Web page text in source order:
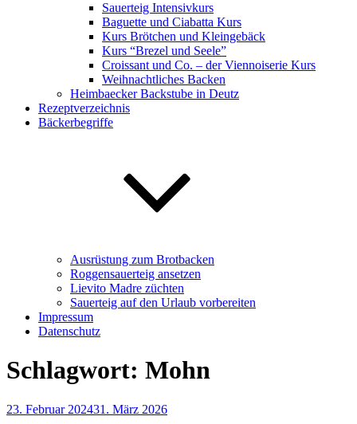
Sauerteig Intensivkurs
Baguette und Ciabatta Kurs
Kurs Brötchen und Kleingebäck
Kurs “Brezel und Seele”
Croissant und Co. – der Viennoiserie Kurs
Weihnachtliches Backen
Heimbaecker Backstube in Deutz
Rezeptverzeichnis
Bäckerbegriffe
Ausrüstung zum Brotbacken
Roggensauerteig ansetzen
Lievito Madre züchten
Sauerteig auf den Urlaub vorbereiten
Impressum
Datenschutz
Schlagwort: Mohn
Veröffentlicht
23. Februar 202431. März 2026